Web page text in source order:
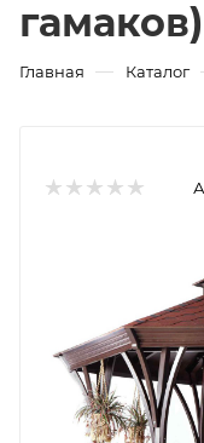
гамаков)
Главная — Каталог